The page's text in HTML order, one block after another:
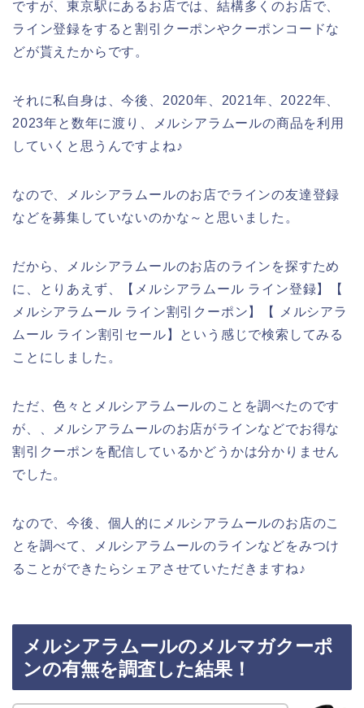
ですが、東京駅にあるお店では、結構多くのお店で、
ライン登録をすると割引クーポンやクーポンコードな
どが貰えたからです。
それに私自身は、今後、2020年、2021年、2022年、
2023年と数年に渡り、メルシアラムールの商品を利用
していくと思うんですよね♪
なので、メルシアラムールのお店でラインの友達登録
などを募集していないのかな～と思いました。
だから、メルシアラムールのお店のラインを探すため
に、とりあえず、【メルシアラムール ライン登録】【
メルシアラムール ライン割引クーポン】【 メルシアラ
ムール ライン割引セール】という感じで検索してみる
ことにしました。
ただ、色々とメルシアラムールのことを調べたのです
が、、メルシアラムールのお店がラインなどでお得な
割引クーポンを配信しているかどうかは分かりません
でした。
なので、今後、個人的にメルシアラムールのお店のこ
とを調べて、メルシアラムールのラインなどをみつけ
ることができたらシェアさせていただきますね♪
メルシアラムールのメルマガクーポ
ンの有無を調査した結果！